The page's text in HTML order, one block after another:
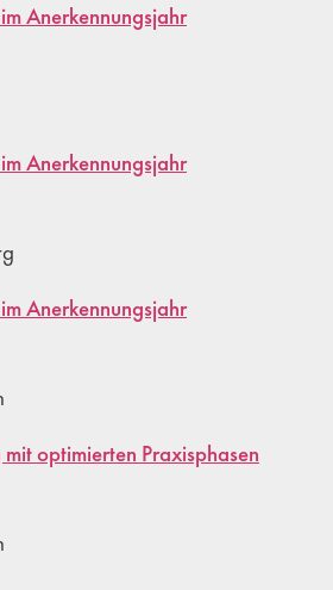
Anerkennungsjahr
Anerkennungsjahr
Anerkennungsjahr
optimierten Praxisphasen